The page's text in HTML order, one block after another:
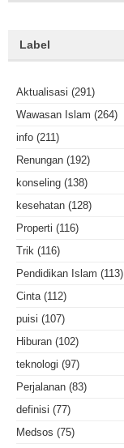
Label
Aktualisasi (291)
Wawasan Islam (264)
info (211)
Renungan (192)
konseling (138)
kesehatan (128)
Properti (116)
Trik (116)
Pendidikan Islam (113)
Cinta (112)
puisi (107)
Hiburan (102)
teknologi (97)
Perjalanan (83)
definisi (77)
Medsos (75)